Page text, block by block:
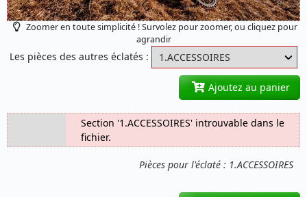
Zoomer en toute simplicité ! Survolez pour zoomer, ou cliquez pour
agrandir
Les pièces des autres éclatés :
Ajoutez au panier
Pièces pour l'éclaté : 1.ACCESSOIRES
Section '1.ACCESSOIRES' introuvable dans le
fichier.